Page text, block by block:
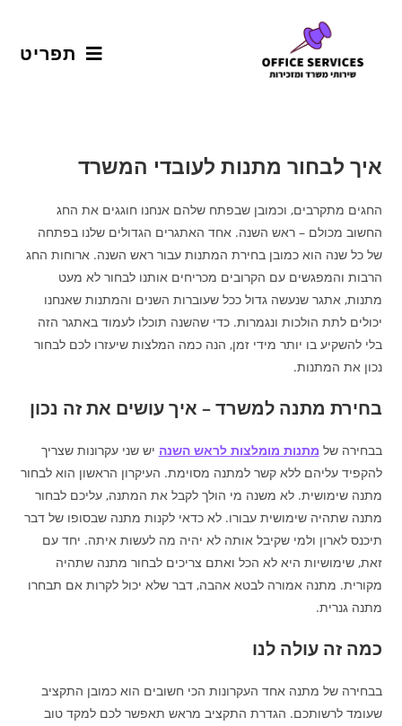
תפריט
איך לבחור מתנות לעובדי המשרד
החגים מתקרבים, וכמובן שבפתח שלהם אנחנו חוגגים את החג
החשוב מכולם – ראש השנה. אחד האתגרים הגדולים שלנו בפתחה
של כל שנה הוא כמובן בחירת המתנות עבור ראש השנה. ארוחות החג
הרבות והמפגשים עם הקרובים מכריחים אותנו לבחור לא מעט
מתנות, אתגר שנעשה גדול ככל שעוברות השנים והמתנות שאנחנו
יכולים לתת הולכות ונגמרות. כדי שהשנה תוכלו לעמוד באתגר הזה
בלי להשקיע בו יותר מידי זמן, הנה כמה המלצות שיעזרו לכם לבחור
נכון את המתנות.
בחירת מתנה למשרד – איך עושים את זה נכון
בבחירה של מתנות מומלצות לראש השנה יש שני עקרונות שצריך
להקפיד עליהם ללא קשר למתנה מסוימת. העיקרון הראשון הוא לבחור
מתנה שימושית. לא משנה מי הולך לקבל את המתנה, עליכם לבחור
מתנה שתהיה שימושית עבורו. לא כדאי לקנות מתנה שבסופו של דבר
תיכנס לארון ולמי שקיבל אותה לא יהיה מה לעשות איתה. יחד עם
זאת, שימושיות היא לא הכל ואתם צריכים לבחור מתנה שתהיה
מקורית. מתנה אמורה לבטא אהבה, דבר שלא יכול לקרות אם תבחרו
מתנה גנרית.
כמה זה עולה לנו
בבחירה של מתנה אחד העקרונות הכי חשובים הוא כמובן התקציב
שעומד לרשותכם. הגדרת התקציב מראש תאפשר לכם למקד טוב